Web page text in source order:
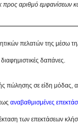
προς αριθμό εμφανίσεων
πελατών της μέσω
δαπάνες.
πώλησης σε είδη μόδας,
αναβαθμισμένες
των επεκτάσεων